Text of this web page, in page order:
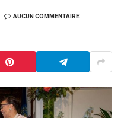
AUCUN COMMENTAIRE